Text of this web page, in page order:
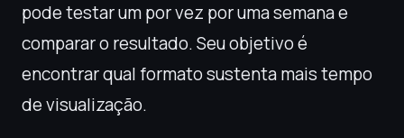
pode testar um por vez por uma semana e
comparar o resultado. Seu objetivo é
encontrar qual formato sustenta mais tempo
de visualização.